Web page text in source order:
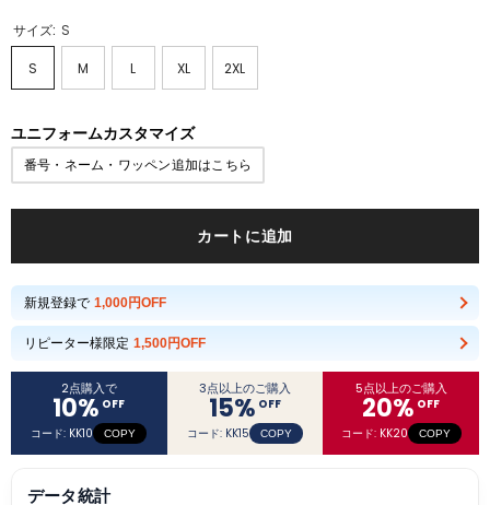
サイズ: S
S M L XL 2XL
ユニフォームカスタマイズ
番号・ネーム・ワッペン追加はこちら
カートに追加
新規登録で 1,000円OFF
リピーター様限定 1,500円OFF
2点購入で
10% OFF
コード: KK10
COPY
3点以上のご購入
15% OFF
コード: KK15
COPY
5点以上のご購入
20% OFF
コード: KK20
COPY
データ統計